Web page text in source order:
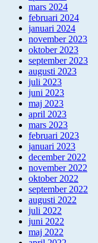
mars 2024
februari 2024
januari 2024
november 2023
oktober 2023
september 2023
augusti 2023
juli 2023
juni 2023
maj 2023
april 2023
mars 2023
februari 2023
januari 2023
december 2022
november 2022
oktober 2022
september 2022
augusti 2022
juli 2022
juni 2022
maj 2022